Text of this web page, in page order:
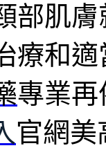
部肌
療和
專業
官網美